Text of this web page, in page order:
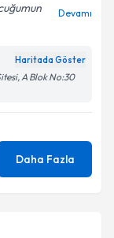
Devamı
Haritada Göster
A Blok No:30
Daha Fazla